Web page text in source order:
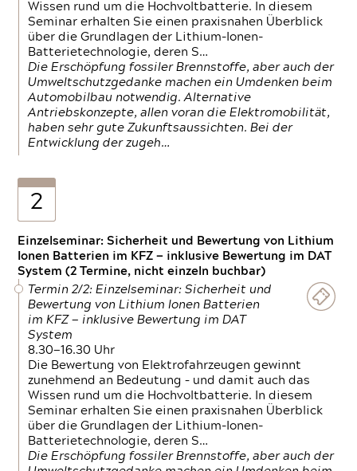
Wissen rund um die Hochvoltbatterie. In diesem
Seminar erhalten Sie einen praxisnahen Überblick
über die Grundlagen der Lithium-Ionen-
Batterietechnologie, deren S…
Die Erschöpfung fossiler Brennstoffe, aber auch der
Umweltschutzgedanke machen ein Umdenken beim
Automobilbau notwendig. Alternative
Antriebskonzepte, allen voran die Elektromobilität,
haben sehr gute Zukunftsaussichten. Bei der
Entwicklung der zugeh…
2
Einzelseminar: Sicherheit und Bewertung von Lithium
Ionen Batterien im KFZ — inklusive Bewertung im DAT
System (2 Termine, nicht einzeln buchbar)
Termin 2/2: Einzelseminar: Sicherheit und
Bewertung von Lithium Ionen Batterien
im KFZ — inklusive Bewertung im DAT
System
8.30—16.30 Uhr
Die Bewertung von Elektrofahrzeugen gewinnt
zunehmend an Bedeutung – und damit auch das
Wissen rund um die Hochvoltbatterie. In diesem
Seminar erhalten Sie einen praxisnahen Überblick
über die Grundlagen der Lithium-Ionen-
Batterietechnologie, deren S…
Die Erschöpfung fossiler Brennstoffe, aber auch der